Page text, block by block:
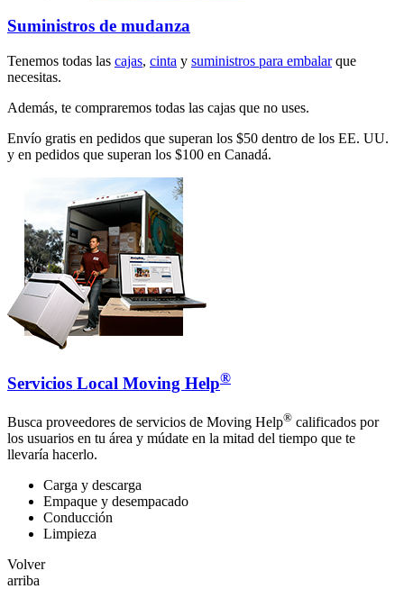
Suministros de mudanza
Tenemos todas las cajas, cinta y suministros para embalarque
necesitas.
Además, te compraremos todas las cajas que no uses.
Envío gratis en pedidos que superan los $50 dentro de los EE. UU.
y en pedidos que superan los $100 en Canadá.
Servicios Local Moving Help®
Busca proveedores de servicios de Moving Help® calificados por
los usuarios en tu área y múdate en la mitad del tiempo que te
llevaría hacerlo.
Carga y descarga
Empaque y desempacado
Conducción
Limpieza
Volver
arriba